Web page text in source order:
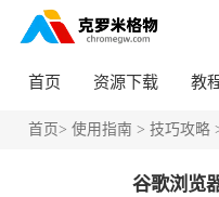
首页 资源下载 教
首页> 使用指南 > 技巧攻略
谷歌浏览